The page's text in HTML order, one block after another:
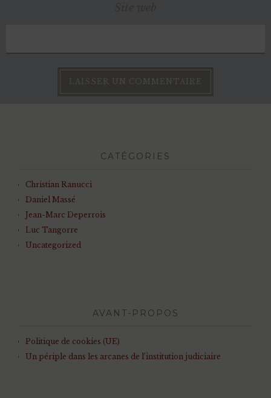
CATÉGORIES
Christian Ranucci
Daniel Massé
Jean-Marc Deperrois
Luc Tangorre
Uncategorized
AVANT-PROPOS
Politique de cookies (UE)
Un périple dans les arcanes de l’institution judiciaire